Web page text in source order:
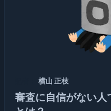
横山 正枝
審査に自信がない